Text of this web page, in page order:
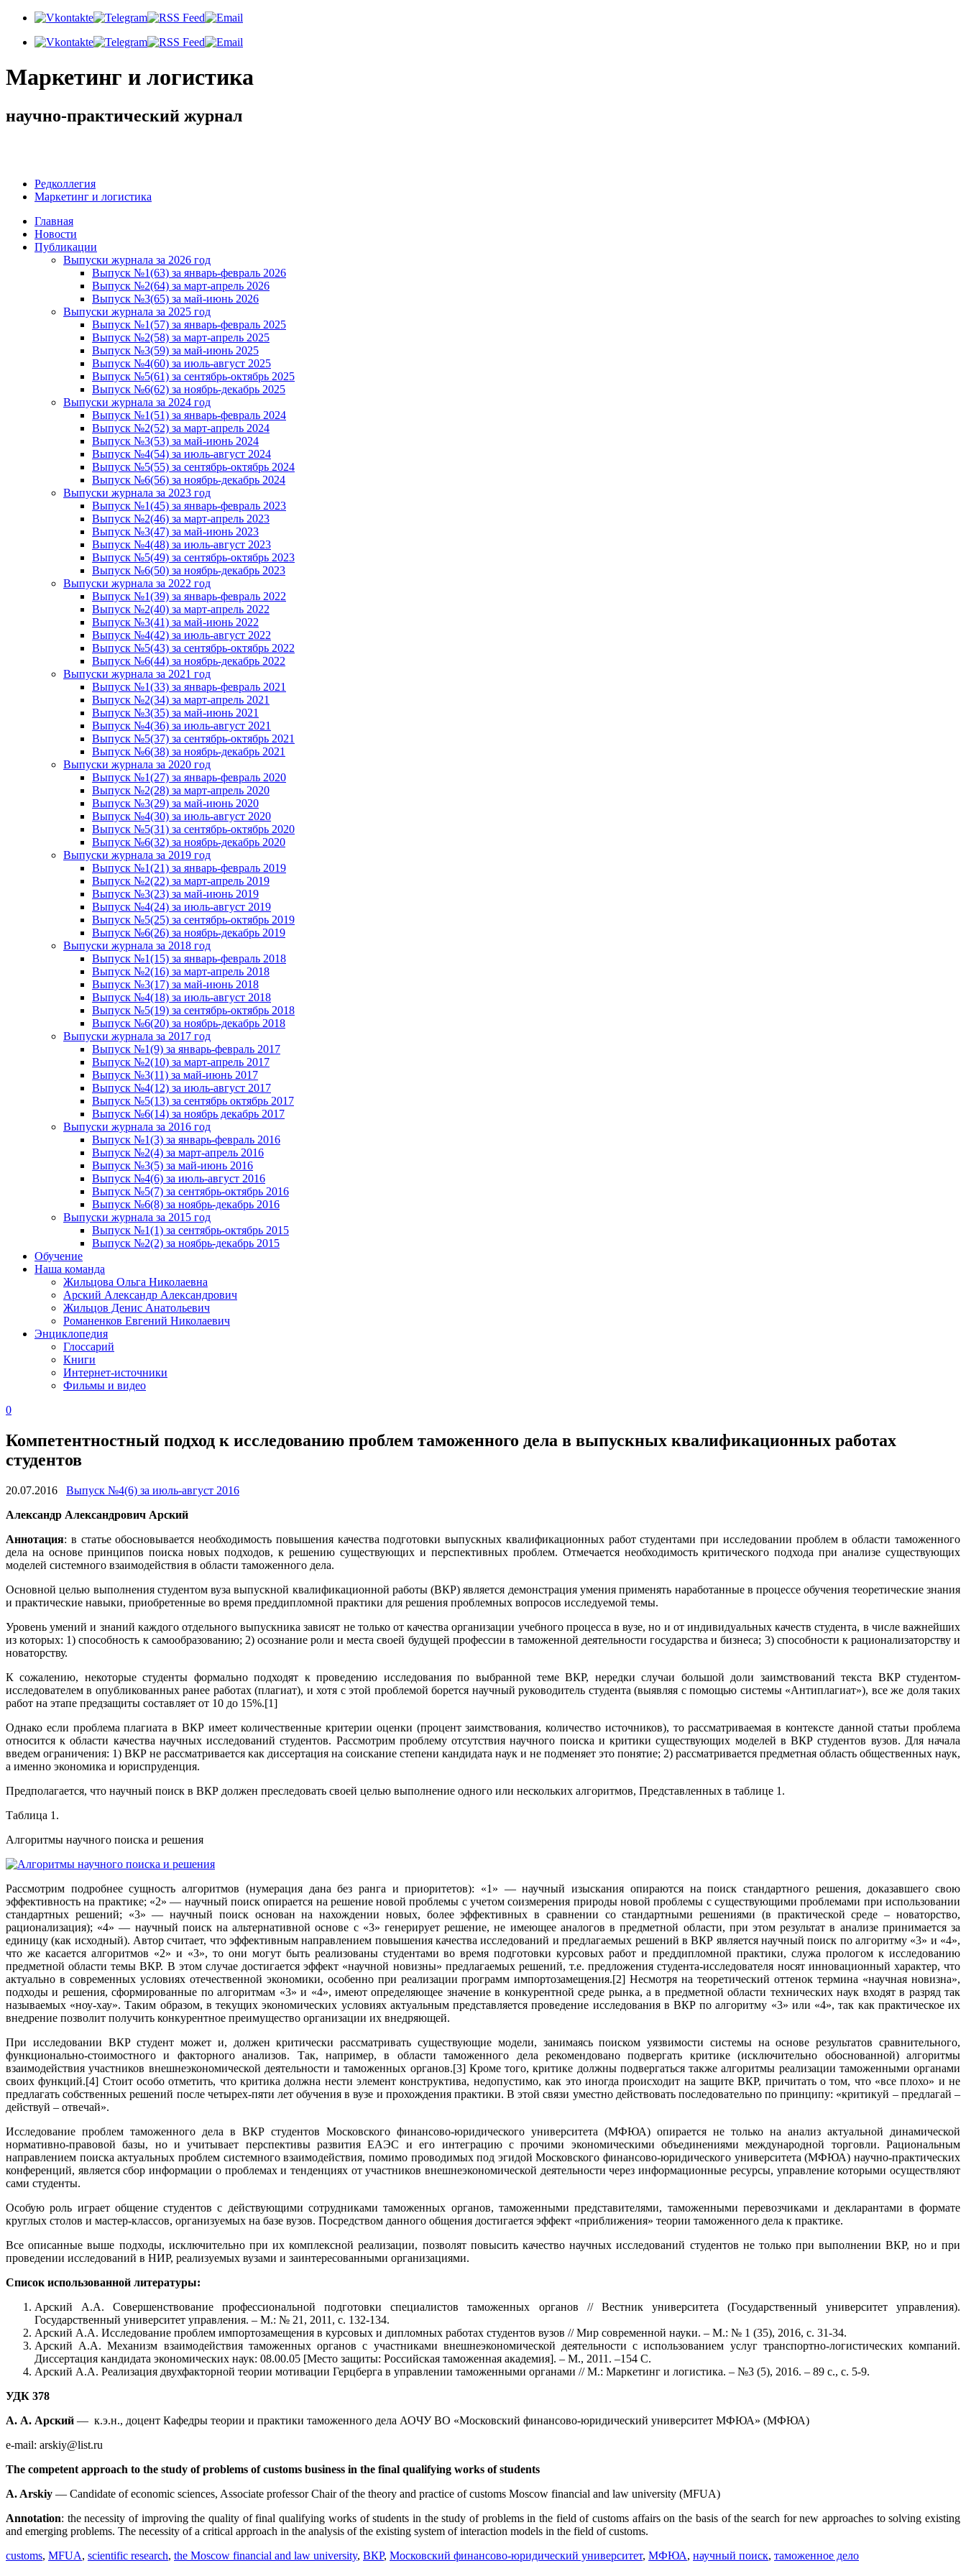
Маркетинг и логистика
научно-практический журнал
Редколлегия
Маркетинг и логистика
Главная
Новости
Публикации
Выпуски журнала за 2026 год
Выпуск №1(63) за январь-февраль 2026
Выпуск №2(64) за март-апрель 2026
Выпуск №3(65) за май-июнь 2026
Выпуски журнала за 2025 год
Выпуск №1(57) за январь-февраль 2025
Выпуск №2(58) за март-апрель 2025
Выпуск №3(59) за май-июнь 2025
Выпуск №4(60) за июль-август 2025
Выпуск №5(61) за сентябрь-октябрь 2025
Выпуск №6(62) за ноябрь-декабрь 2025
Выпуски журнала за 2024 год
Выпуск №1(51) за январь-февраль 2024
Выпуск №2(52) за март-апрель 2024
Выпуск №3(53) за май-июнь 2024
Выпуск №4(54) за июль-август 2024
Выпуск №5(55) за сентябрь-октябрь 2024
Выпуск №6(56) за ноябрь-декабрь 2024
Выпуски журнала за 2023 год
Выпуск №1(45) за январь-февраль 2023
Выпуск №2(46) за март-апрель 2023
Выпуск №3(47) за май-июнь 2023
Выпуск №4(48) за июль-август 2023
Выпуск №5(49) за сентябрь-октябрь 2023
Выпуск №6(50) за ноябрь-декабрь 2023
Выпуски журнала за 2022 год
Выпуск №1(39) за январь-февраль 2022
Выпуск №2(40) за март-апрель 2022
Выпуск №3(41) за май-июнь 2022
Выпуск №4(42) за июль-август 2022
Выпуск №5(43) за сентябрь-октябрь 2022
Выпуск №6(44) за ноябрь-декабрь 2022
Выпуски журнала за 2021 год
Выпуск №1(33) за январь-февраль 2021
Выпуск №2(34) за март-апрель 2021
Выпуск №3(35) за май-июнь 2021
Выпуск №4(36) за июль-август 2021
Выпуск №5(37) за сентябрь-октябрь 2021
Выпуск №6(38) за ноябрь-декабрь 2021
Выпуски журнала за 2020 год
Выпуск №1(27) за январь-февраль 2020
Выпуск №2(28) за март-апрель 2020
Выпуск №3(29) за май-июнь 2020
Выпуск №4(30) за июль-август 2020
Выпуск №5(31) за сентябрь-октябрь 2020
Выпуск №6(32) за ноябрь-декабрь 2020
Выпуски журнала за 2019 год
Выпуск №1(21) за январь-февраль 2019
Выпуск №2(22) за март-апрель 2019
Выпуск №3(23) за май-июнь 2019
Выпуск №4(24) за июль-август 2019
Выпуск №5(25) за сентябрь-октябрь 2019
Выпуск №6(26) за ноябрь-декабрь 2019
Выпуски журнала за 2018 год
Выпуск №1(15) за январь-февраль 2018
Выпуск №2(16) за март-апрель 2018
Выпуск №3(17) за май-июнь 2018
Выпуск №4(18) за июль-август 2018
Выпуск №5(19) за сентябрь-октябрь 2018
Выпуск №6(20) за ноябрь-декабрь 2018
Выпуски журнала за 2017 год
Выпуск №1(9) за январь-февраль 2017
Выпуск №2(10) за март-апрель 2017
Выпуск №3(11) за май-июнь 2017
Выпуск №4(12) за июль-август 2017
Выпуск №5(13) за сентябрь октябрь 2017
Выпуск №6(14) за ноябрь декабрь 2017
Выпуски журнала за 2016 год
Выпуск №1(3) за январь-февраль 2016
Выпуск №2(4) за март-апрель 2016
Выпуск №3(5) за май-июнь 2016
Выпуск №4(6) за июль-август 2016
Выпуск №5(7) за сентябрь-октябрь 2016
Выпуск №6(8) за ноябрь-декабрь 2016
Выпуски журнала за 2015 год
Выпуск №1(1) за сентябрь-октябрь 2015
Выпуск №2(2) за ноябрь-декабрь 2015
Обучение
Наша команда
Жильцова Ольга Николаевна
Арский Александр Александрович
Жильцов Денис Анатольевич
Романенков Евгений Николаевич
Энциклопедия
Глоссарий
Книги
Интернет-источники
Фильмы и видео
0
Компетентностный подход к исследованию проблем таможенного дела в выпускных квалификационных работах
студентов
20.07.2016
Выпуск №4(6) за июль-август 2016
Александр Александрович Арский
Аннотация: в статье обосновывается необходимость повышения качества подготовки выпускных квалификационных работ студентами при исследовании проблем в области таможенного
дела на основе принципов поиска новых подходов, к решению существующих и перспективных проблем. Отмечается необходимость критического подхода при анализе существующих
моделей системного взаимодействия в области таможенного дела.
Основной целью выполнения студентом вуза выпускной квалификационной работы (ВКР) является демонстрация умения применять наработанные в процессе обучения теоретические знания
и практические навыки, приобретенные во время преддипломной практики для решения проблемных вопросов исследуемой темы.
Уровень умений и знаний каждого отдельного выпускника зависят не только от качества организации учебного процесса в вузе, но и от индивидуальных качеств студента, в числе важнейших
из которых: 1) способность к самообразованию; 2) осознание роли и места своей будущей профессии в таможенной деятельности государства и бизнеса; 3) способности к рационализаторству и
новаторству.
К сожалению, некоторые студенты формально подходят к проведению исследования по выбранной теме ВКР, нередки случаи большой доли заимствований текста ВКР студентом-
исследователем в опубликованных ранее работах (плагиат), и хотя с этой проблемой борется научный руководитель студента (выявляя с помощью системы «Антиплагиат»), все же доля таких
работ на этапе предзащиты составляет от 10 до 15%.[1]
Однако если проблема плагиата в ВКР имеет количественные критерии оценки (процент заимствования, количество источников), то рассматриваемая в контексте данной статьи проблема
относится к области качества научных исследований студентов. Рассмотрим проблему отсутствия научного поиска и критики существующих моделей в ВКР студентов вузов. Для начала
введем ограничения: 1) ВКР не рассматривается как диссертация на соискание степени кандидата наук и не подменяет это понятие; 2) рассматривается предметная область общественных наук,
а именно экономика и юриспруденция.
Предполагается, что научный поиск в ВКР должен преследовать своей целью выполнение одного или нескольких алгоритмов, Представленных в таблице 1.
Таблица 1.
Алгоритмы научного поиска и решения
Рассмотрим подробнее сущность алгоритмов (нумерация дана без ранга и приоритетов): «1» — научный изыскания опираются на поиск стандартного решения, доказавшего свою
эффективность на практике; «2» — научный поиск опирается на решение новой проблемы с учетом соизмерения природы новой проблемы с существующими проблемами при использовании
стандартных решений; «3» — научный поиск основан на нахождении новых, более эффективных в сравнении со стандартными решениями (в практической среде – новаторство,
рационализация); «4» — научный поиск на альтернативной основе с «3» генерирует решение, не имеющее аналогов в предметной области, при этом результат в анализе принимается за
единицу (как исходный). Автор считает, что эффективным направлением повышения качества исследований и предлагаемых решений в ВКР является научный поиск по алгоритму «3» и «4»,
что же касается алгоритмов «2» и «3», то они могут быть реализованы студентами во время подготовки курсовых работ и преддипломной практики, служа прологом к исследованию
предметной области темы ВКР. В этом случае достигается эффект «научной новизны» предлагаемых решений, т.е. предложения студента-исследователя носят инновационный характер, что
актуально в современных условиях отечественной экономики, особенно при реализации программ импортозамещения.[2] Несмотря на теоретический оттенок термина «научная новизна»,
подходы и решения, сформированные по алгоритмам «3» и «4», имеют определяющее значение в конкурентной среде рынка, а в предметной области технических наук входят в разряд так
называемых «ноу-хау». Таким образом, в текущих экономических условиях актуальным представляется проведение исследования в ВКР по алгоритму «3» или «4», так как практическое их
внедрение позволит получить конкурентное преимущество организации их внедряющей.
При исследовании ВКР студент может и, должен критически рассматривать существующие модели, занимаясь поиском уязвимости системы на основе результатов сравнительного,
функционально-стоимостного и факторного анализов. Так, например, в области таможенного дела рекомендовано подвергать критике (исключительно обоснованной) алгоритмы
взаимодействия участников внешнеэкономической деятельности и таможенных органов.[3] Кроме того, критике должны подвергаться также алгоритмы реализации таможенными органами
своих функций.[4] Стоит особо отметить, что критика должна нести элемент конструктива, недопустимо, как это иногда происходит на защите ВКР, причитать о том, что «все плохо» и не
предлагать собственных решений после четырех-пяти лет обучения в вузе и прохождения практики. В этой связи уместно действовать последовательно по принципу: «критикуй – предлагай –
действуй – отвечай».
Исследование проблем таможенного дела в ВКР студентов Московского финансово-юридического университета (МФЮА) опирается не только на анализ актуальной динамической
нормативно-правовой базы, но и учитывает перспективы развития ЕАЭС и его интеграцию с прочими экономическими объединениями международной торговли. Рациональным
направлением поиска актуальных проблем системного взаимодействия, помимо проводимых под эгидой Московского финансово-юридического университета (МФЮА) научно-практических
конференций, является сбор информации о проблемах и тенденциях от участников внешнеэкономической деятельности через информационные ресурсы, управление которыми осуществляют
сами студенты.
Особую роль играет общение студентов с действующими сотрудниками таможенных органов, таможенными представителями, таможенными перевозчиками и декларантами в формате
круглых столов и мастер-классов, организуемых на базе вузов. Посредством данного общения достигается эффект «приближения» теории таможенного дела к практике.
Все описанные выше подходы, исключительно при их комплексной реализации, позволят повысить качество научных исследований студентов не только при выполнении ВКР, но и при
проведении исследований в НИР, реализуемых вузами и заинтересованными организациями.
Список использованной литературы:
Арский А.А. Совершенствование профессиональной подготовки специалистов таможенных органов // Вестник университета (Государственный университет управления).
Государственный университет управления. – М.: № 21, 2011, с. 132-134.
Арский А.А. Исследование проблем импортозамещения в курсовых и дипломных работах студентов вузов // Мир современной науки. – М.: № 1 (35), 2016, с. 31-34.
Арский А.А. Механизм взаимодействия таможенных органов с участниками внешнеэкономической деятельности с использованием услуг транспортно-логистических компаний.
Диссертация кандидата экономических наук: 08.00.05 [Место защиты: Российская таможенная академия]. – М., 2011. –154 С.
Арский А.А. Реализация двухфакторной теории мотивации Герцберга в управлении таможенными органами // М.: Маркетинг и логистика. – №3 (5), 2016. – 89 с., с. 5-9.
УДК 378
А. А. Арский — к.э.н., доцент Кафедры теории и практики таможенного дела АОЧУ ВО «Московский финансово-юридический университет МФЮА» (МФЮА)
e-mail: arskiy@list.ru
The competent approach to the study of problems of customs business in the final qualifying works of students
A. Arskiy — Candidate of economic sciences, Associate professor Chair of the theory and practice of customs Moscow financial and law university (MFUA)
Annotation: the necessity of improving the quality of final qualifying works of students in the study of problems in the field of customs affairs on the basis of the search for new approaches to solving existing
and emerging problems. The necessity of a critical approach in the analysis of the existing system of interaction models in the field of customs.
customs, MFUA, scientific research, the Moscow financial and law university, ВКР, Московский финансово-юридический университет, МФЮА, научный поиск, таможенное дело